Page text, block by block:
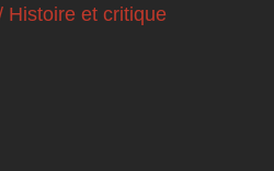
Histoire et critique